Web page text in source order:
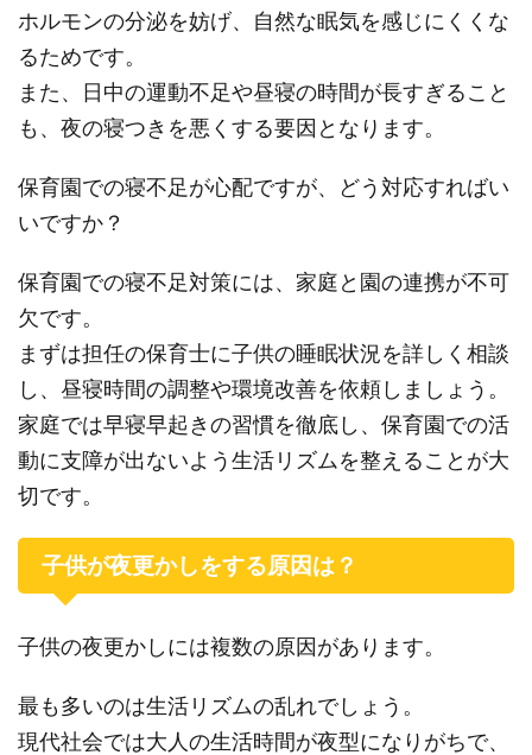
ホルモンの分泌を妨げ、自然な眠気を感じにくくな
るためです。
また、日中の運動不足や昼寝の時間が長すぎること
も、夜の寝つきを悪くする要因となります。
保育園での寝不足が心配ですが、どう対応すればい
いですか？
保育園での寝不足対策には、家庭と園の連携が不可
欠です。
まずは担任の保育士に子供の睡眠状況を詳しく相談
し、昼寝時間の調整や環境改善を依頼しましょう。
家庭では早寝早起きの習慣を徹底し、保育園での活
動に支障が出ないよう生活リズムを整えることが大
切です。
子供が夜更かしをする原因は？
子供の夜更かしには複数の原因があります。
最も多いのは生活リズムの乱れでしょう。
現代社会では大人の生活時間が夜型になりがちで、